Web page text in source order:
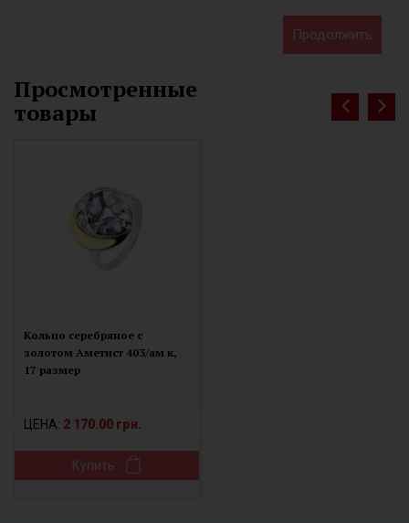
Продолжить
Просмотренные
товары
Кольцо серебряное с
золотом Аметист 403/ам к,
17 размер
ЦЕНА: 2 170.00 грн.
Купить